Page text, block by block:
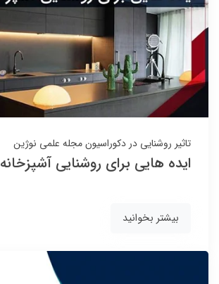
تاثیر روشنایی در دکوراسیونمجله علمی نوژین
ایده هایی برای روشنایی آشپزخانه
بیشتر بخوانید